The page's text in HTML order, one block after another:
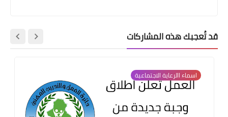
قد تُعجبك هذه المشاركات
اسماء االرعاية الاجتماعية